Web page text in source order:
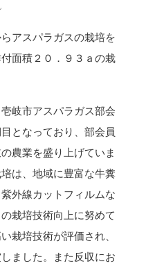
アスパラガスの栽培を
面積２０．９３ａの栽
岐市アスパラガス部会
となっており、部会員
農業を盛り上げていま
は、地域に豊富な牛糞
外線カットフィルムな
栽培技術向上に努めて
栽培技術が評価され、
ました。また反収にお